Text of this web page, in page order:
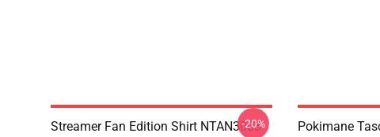
Streamer Fan Edition Shirt NTAN3003
-20%
Pokimane